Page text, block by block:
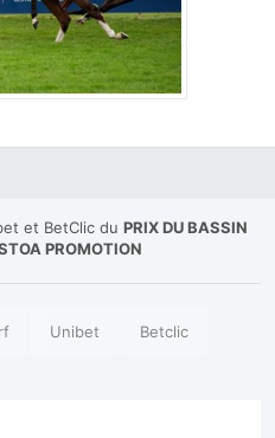
et BetClic du PRIX DU BASSIN
PROMOTION
Unibet Betclic